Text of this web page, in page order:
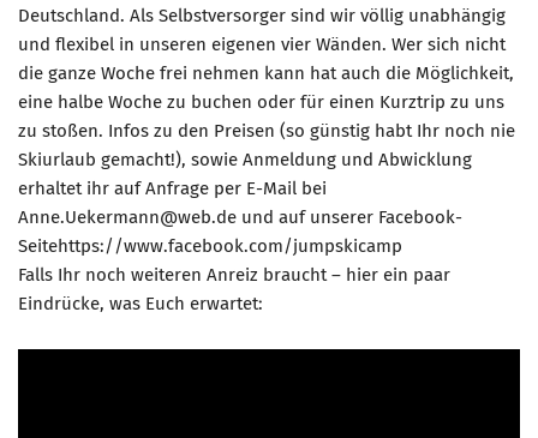
Clubmagazin
MCM Club TV
MITGLIEDSCHAFT
Mitglied werden
PODCAST
AKTUELLES
KONTAKT
Deutschland. Als Selbstversorger sind wir völlig unabhängig
und flexibel in unseren eigenen vier Wänden. Wer sich nicht
die ganze Woche frei nehmen kann hat auch die Möglichkeit,
eine halbe Woche zu buchen oder für einen Kurztrip zu uns
zu stoßen. Infos zu den Preisen (so günstig habt Ihr noch nie
Skiurlaub gemacht!), sowie Anmeldung und Abwicklung
erhaltet ihr auf Anfrage per E-Mail bei
Anne.Uekermann@web.de und auf unserer Facebook-
Seitehttps://www.facebook.com/jumpskicamp
Falls Ihr noch weiteren Anreiz braucht – hier ein paar
Eindrücke, was Euch erwartet: